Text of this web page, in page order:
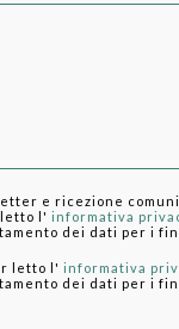
e ricezione
l' informativa
dei dati per i
letto l' informativa
dei dati per i